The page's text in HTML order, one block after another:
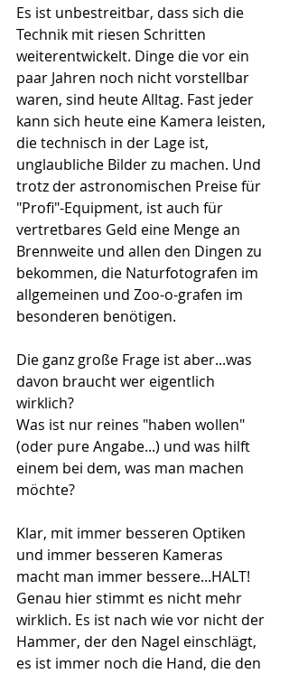
Es ist unbestreitbar, dass sich die
Technik mit riesen Schritten
weiterentwickelt. Dinge die vor ein
paar Jahren noch nicht vorstellbar
waren, sind heute Alltag. Fast jeder
kann sich heute eine Kamera leisten,
die technisch in der Lage ist,
unglaubliche Bilder zu machen. Und
trotz der astronomischen Preise für
"Profi"-Equipment, ist auch für
vertretbares Geld eine Menge an
Brennweite und allen den Dingen zu
bekommen, die Naturfotografen im
allgemeinen und Zoo-o-grafen im
besonderen benötigen.
Die ganz große Frage ist aber...was
davon braucht wer eigentlich
wirklich?
Was ist nur reines "haben wollen"
(oder pure Angabe...) und was hilft
einem bei dem, was man machen
möchte?
Klar, mit immer besseren Optiken
und immer besseren Kameras
macht man immer bessere...HALT!
Genau hier stimmt es nicht mehr
wirklich. Es ist nach wie vor nicht der
Hammer, der den Nagel einschlägt,
es ist immer noch die Hand, die den